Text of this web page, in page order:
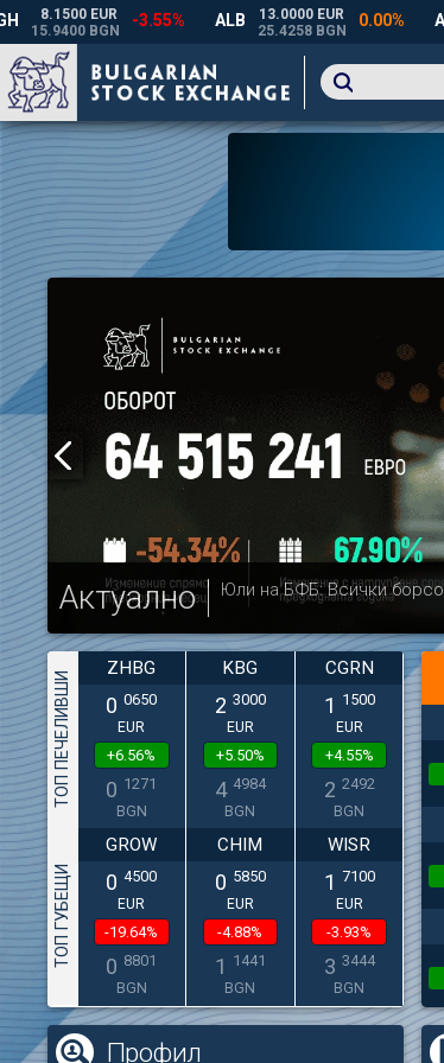
Актуално Юли на БФБ: Всички
ТОП ПЕЧЕЛИВШИ
ZHBG
0 0650
EUR
+6.56%
0 1271
BGN
KBG
2 3000
EUR
+5.50%
4 4984
BGN
CGRN
1 1500
EUR
+4.55%
2 2492
BGN
ТОП ГУБЕЩИ
GROW
0 4500
EUR
-19.64%
0 8801
BGN
CHIM
0 5850
EUR
-4.88%
1 1441
BGN
WISR
1 7100
EUR
-3.93%
3 3444
BGN
Профил